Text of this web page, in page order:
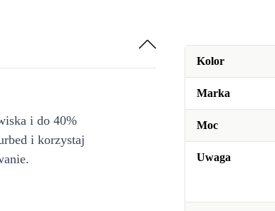
Kolor
Marka
Moc
Uwaga
i do 40%
i korzystaj